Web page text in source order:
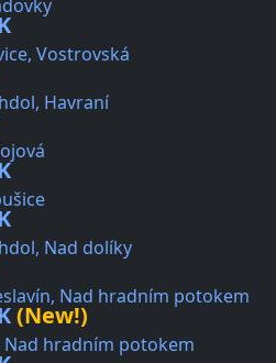
Vostrovská
Havraní
Nad dolíky
Nad hradním potokem
(New!)
Nad hradním potokem